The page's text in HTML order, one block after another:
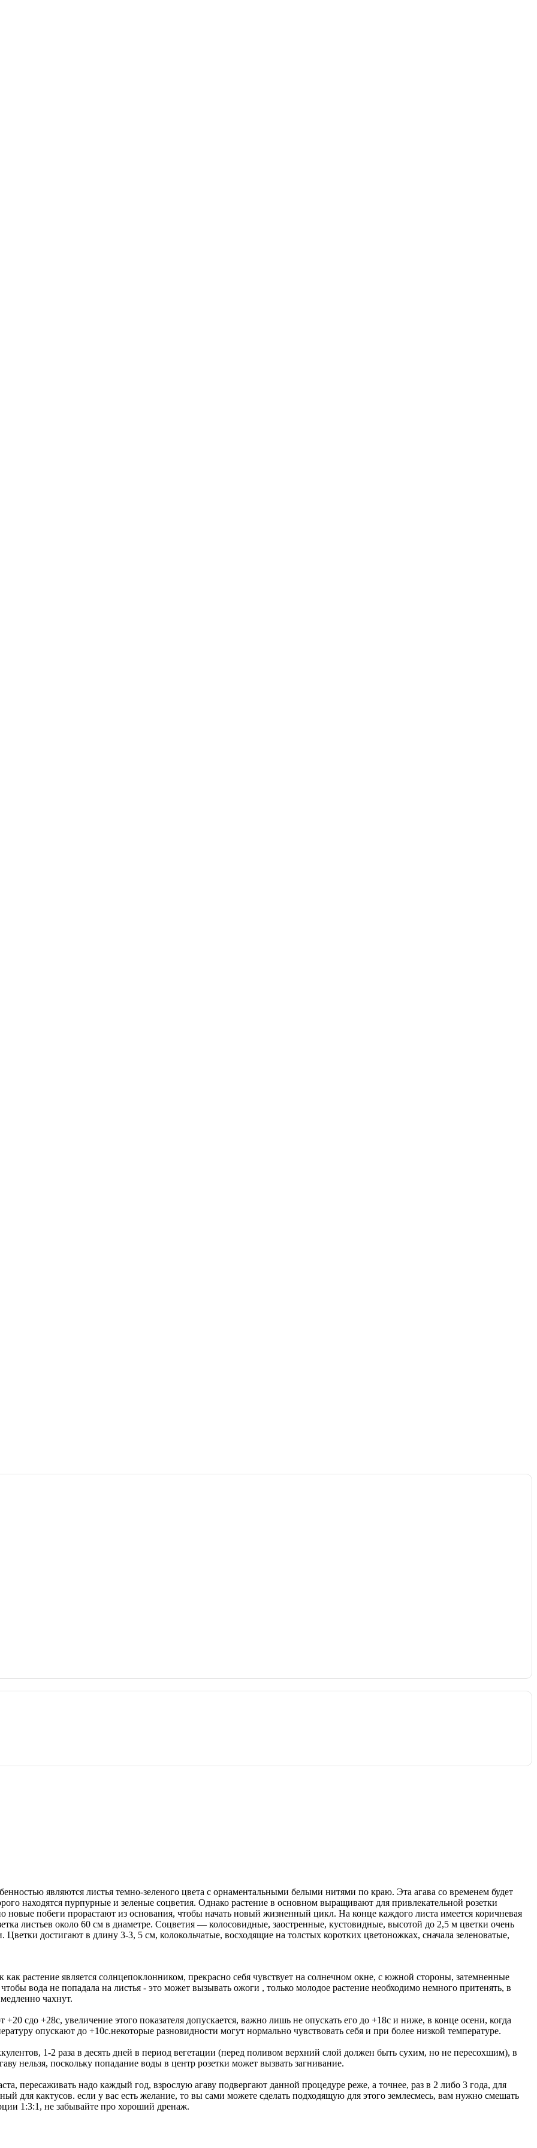
являются листья темно-зеленого цвета с орнаментальными белыми нитями по краю. Эта агава со временем будет
находятся пурпурные и зеленые соцветия. Однако растение в основном выращивают для привлекательной розетки
новые побеги прорастают из основания, чтобы начать новый жизненный цикл. На конце каждого листа имеется коричневая
листьев около 60 см в диаметре. Соцветия — колосовидные, заостренные, кустовидные, высотой до 2,5 м цветки очень
достигают в длину 3-3, 5 см, колокольчатые, восходящие на толстых коротких цветоножках, сначала зеленоватые,
растение является солнцепоклонником, прекрасно себя чувствует на солнечном окне, с южной стороны, затемненные
вода не попадала на листья - это может вызывать ожоги , только молодое растение необходимо немного притенять, в
чахнут.
+20 cдо +28c, увеличение этого показателя допускается, важно лишь не опускать его до +18c и ниже, в конце осени, когда
опускают до +10c.некоторые разновидности могут нормально чувствовать себя и при более низкой температуре.
1-2 раза в десять дней в период вегетации (перед поливом верхний слой должен быть сухим, но не пересохшим), в
нельзя, поскольку попадание воды в центр розетки может вызвать загнивание.
пересаживать надо каждый год, взрослую агаву подвергают данной процедуре реже, а точнее, раз в 2 либо 3 года, для
для кактусов. если у вас есть желание, то вы сами можете сделать подходящую для этого землесмесь, вам нужно смешать
1:3:1, не забывайте про хороший дренаж.